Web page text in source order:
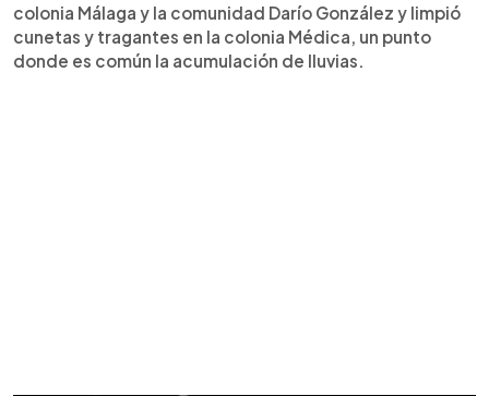
colonia Málaga y la comunidad Darío González y limpió
cunetas y tragantes en la colonia Médica, un punto
donde es común la acumulación de lluvias.